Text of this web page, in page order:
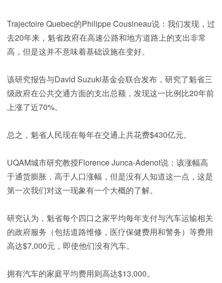
Trajectoire Quebec的Philippe Cousineau说：我们发现，过
去20年来，魁省政府在高速公路和地方道路上的支出非常
高，但是这并不意味着基础设施在变好。
该研究报告与David Suzuki基金会联合发布，研究了魁省三
级政府在公共交通方面的支出总额，发现这一比例比20年前
上涨了近70%。
总之，魁省人民现在每年在交通上共花费$430亿元。
UQAM城市研究教授Florence Junca-Adenot说：该涨幅高
于通货膨胀，高于人口涨幅，但是没有人知道这一点，这是
第一次我们对这一现象有一个大概的了解。
研究认为，魁省每个四口之家平均每年支付与汽车运输相关
的政府服务（包括道路维修，医疗保健费用和警务）等费用
高达$7,000元，即使他们没有汽车。
拥有汽车的家庭平均费用则高达$13,000。